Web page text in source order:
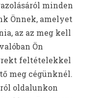
minden
Önnek, amelyet
az az meg kell
Ön
feltételekkel
meg cégünknél.
oldalunkon